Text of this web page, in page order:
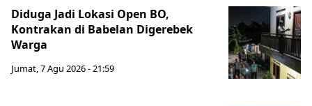
Diduga Jadi Lokasi Open BO,
Kontrakan di Babelan Digerebek
Warga
Jumat, 7 Agu 2026 - 21:59